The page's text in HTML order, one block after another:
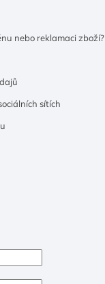
nebo reklamaci zboží?
sítích